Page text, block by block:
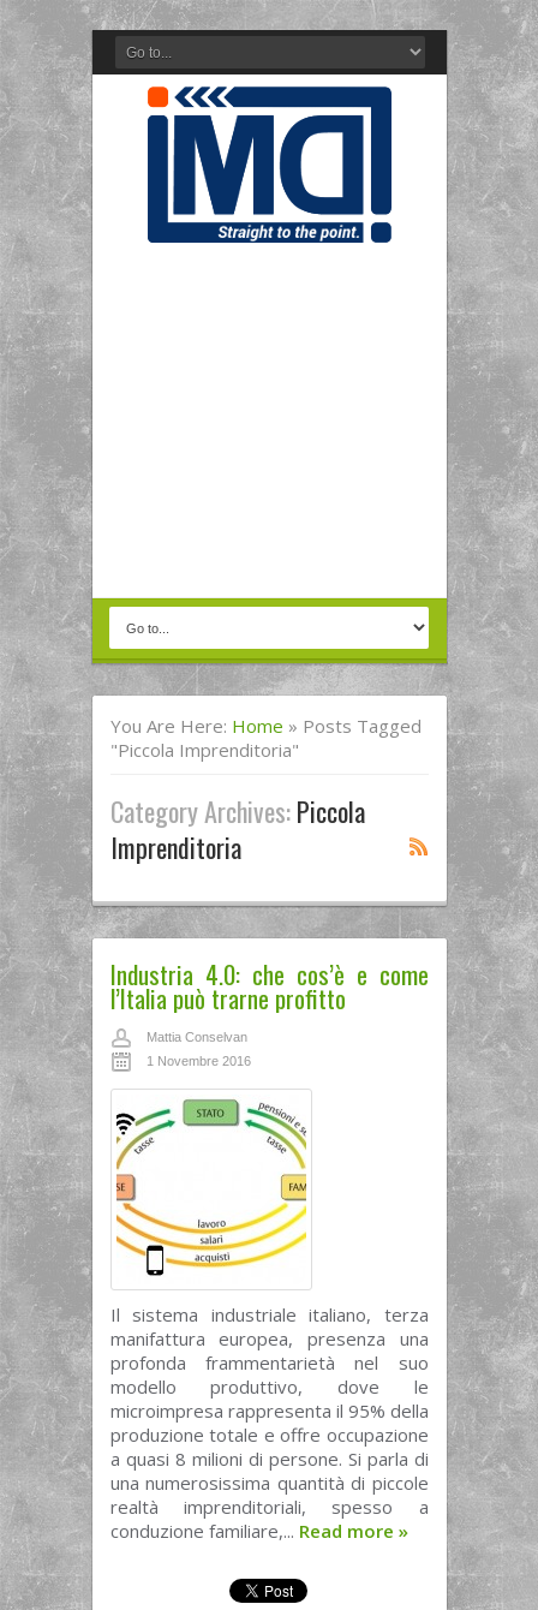
You Are Here: Home » Posts Tagged
"piccola Imprenditoria"
Category Archives:Piccola
Imprenditoria
Industria 4.0: che cos’è e come
l’Italia può trarne profitto
Mattia Conselvan
1 Novembre 2016
Il sistema industriale italiano, terza
manifattura europea, presenza una
profonda frammentarietà nel suo
modello produttivo, dove le
microimpresa rappresenta il 95% della
produzione totale e offre occupazione
a quasi 8 milioni di persone. Si parla di
una numerosissima quantità di piccole
realtà imprenditoriali, spesso a
conduzione familiare,... Read more »